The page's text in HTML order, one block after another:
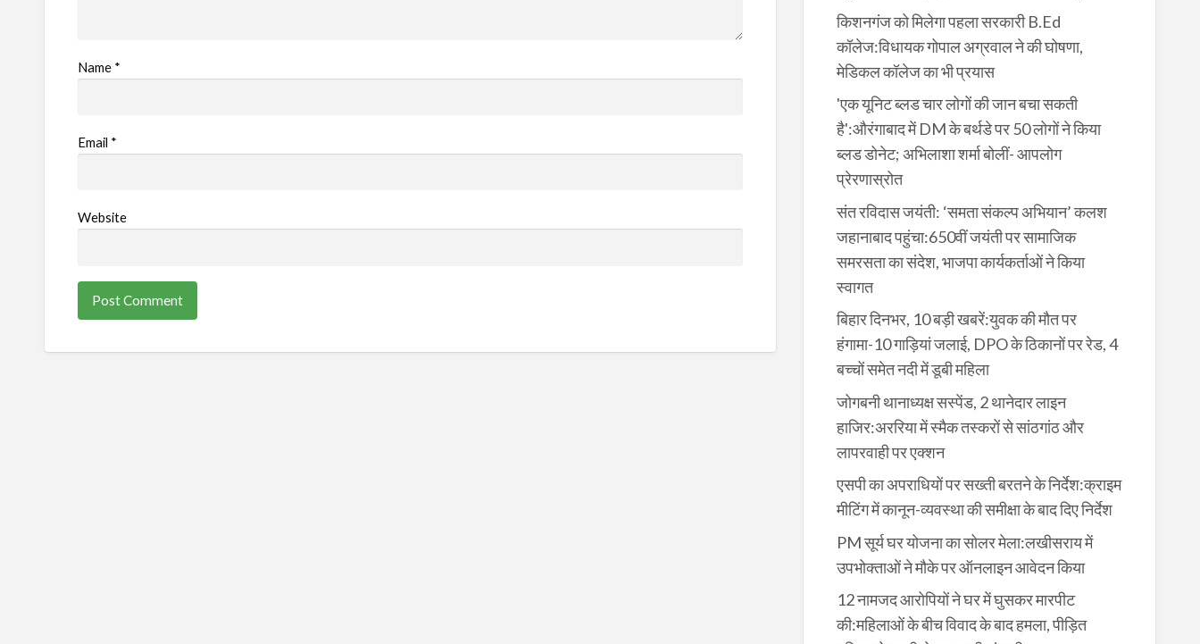
Name *
Email *
Website
किशनगंज को मिलेगा पहला सरकारी B.Ed
कॉलेज:विधायक गोपाल अग्रवाल ने की घोषणा,
मेडिकल कॉलेज का भी प्रयास
'एक यूनिट ब्लड चार लोगों की जान बचा सकती
है':औरंगाबाद में DM के बर्थडे पर 50 लोगों ने किया
ब्लड डोनेट; अभिलाशा शर्मा बोलीं- आपलोग
प्रेरणास्रोत
संत रविदास जयंती: ‘समता संकल्प अभियान’ कलश
जहानाबाद पहुंचा:650वीं जयंती पर सामाजिक
समरसता का संदेश, भाजपा कार्यकर्ताओं ने किया
स्वागत
बिहार दिनभर, 10 बड़ी खबरें:युवक की मौत पर
हंगामा-10 गाड़ियां जलाई, DPO के ठिकानों पर रेड, 4
बच्चों समेत नदी में डूबी महिला
जोगबनी थानाध्यक्ष सस्पेंड, 2 थानेदार लाइन
हाजिर:अररिया में स्मैक तस्करों से सांठगांठ और
लापरवाही पर एक्शन
एसपी का अपराधियों पर सख्ती बरतने के निर्देश:क्राइम
मीटिंग में कानून-व्यवस्था की समीक्षा के बाद दिए निर्देश
PM सूर्य घर योजना का सोलर मेला:लखीसराय में
उपभोक्ताओं ने मौके पर ऑनलाइन आवेदन किया
12 नामजद आरोपियों ने घर में घुसकर मारपीट
की:महिलाओं के बीच विवाद के बाद हमला, पीड़ित